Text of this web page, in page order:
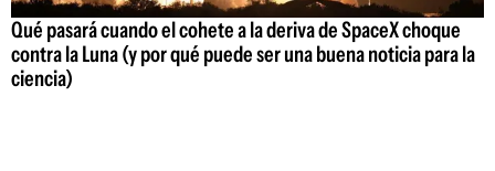
Qué pasará cuando el cohete a la deriva de SpaceX choque
contra la Luna (y por qué puede ser una buena noticia para la
ciencia)